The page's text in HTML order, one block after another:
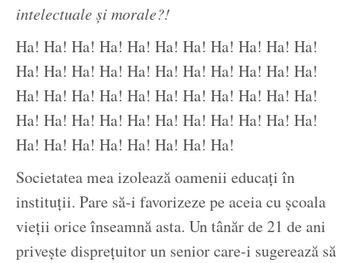
intelectuale și morale?!
Ha! Ha! Ha! Ha! Ha! Ha! Ha! Ha! Ha! Ha! Ha!
Ha! Ha! Ha! Ha! Ha! Ha! Ha! Ha! Ha! Ha! Ha!
Ha! Ha! Ha! Ha! Ha! Ha! Ha! Ha! Ha! Ha! Ha!
Ha! Ha! Ha! Ha! Ha! Ha! Ha! Ha! Ha! Ha! Ha!
Ha! Ha! Ha! Ha! Ha! Ha! Ha! Ha!
Societatea mea izolează oamenii educați în
instituții. Pare să-i favorizeze pe aceia cu școala
vieții orice înseamnă asta. Un tânăr de 21 de ani
privește disprețuitor un senior care-i sugerează să